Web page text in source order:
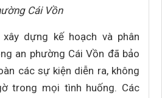
Cái Vồn
dựng kế hoạch và phân
an phường Cái Vồn đã bảo
các sự kiện diễn ra, không
trong mọi tình huống. Các